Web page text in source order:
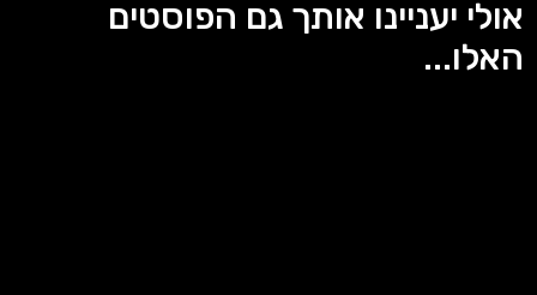
אולי יעניינו אותך גם הפוסטים
האלו...